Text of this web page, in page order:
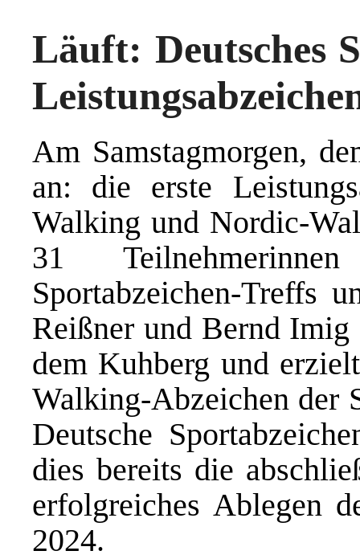
Läuft: Deutsches
Am Samstagmorgen,
an: die erste
Walking und Nordic-
31
Sportabzeichen-Treffs
Reißner und Bernd
dem Kuhberg und
Walking-Abzeichen der
Deutsche
dies bereits die
erfolgreiches Ablegen
2024.